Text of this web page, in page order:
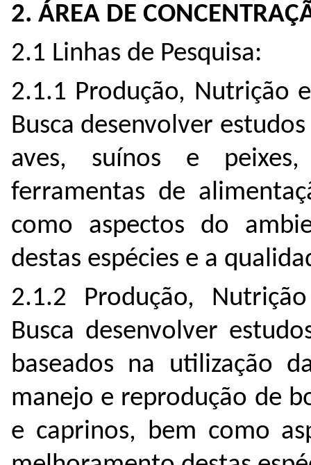
2. ÁREA DE
2.1 Linhas de Pesquisa:
2.1.1 Produção, Nutrição
Busca desenvolver
aves, suínos e
ferramentas de
como aspectos do
destas espécies e a
2.1.2 Produção,
Busca desenvolver
baseados na utilização
manejo e reprodução de
e caprinos, bem como